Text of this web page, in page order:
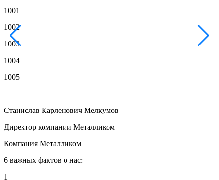
1001
1002
1003
1004
1005
Станислав Карленович Мелкумов
Директор компании Металликом
Компания Металликом
6 важных фактов о нас:
1